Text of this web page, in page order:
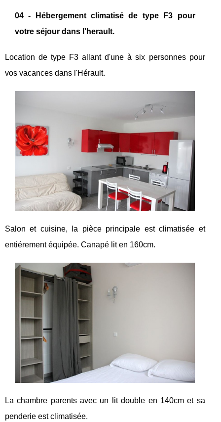
04 - Hébergement climatisé de type F3 pour
votre séjour dans l'herault.
Location de type F3 allant d'une à six personnes pour
vos vacances dans l'Hérault.
Salon et cuisine, la pièce principale est climatisée et
entiérement équipée. Canapé lit en 160cm.
La chambre parents avec un lit double en 140cm et sa
penderie est climatisée.